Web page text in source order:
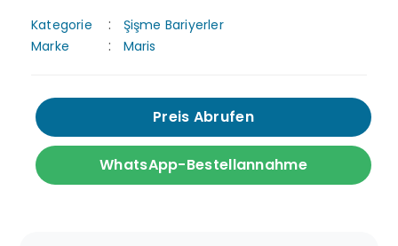
Kategorie
Şişme Bariyerler
Marke
Maris
Preis Abrufen
WhatsApp-Bestellannahme